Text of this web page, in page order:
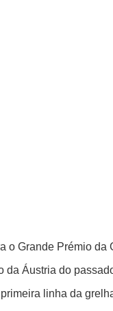
Grande Prémio da
Áustria do
linha da